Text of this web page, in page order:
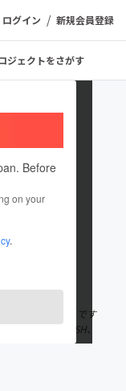
ログイン / 新規会員登録
ジェクトをさがす
Before
on your
.
しています
】ことＫＪです
、新旧BiS、BiSH、